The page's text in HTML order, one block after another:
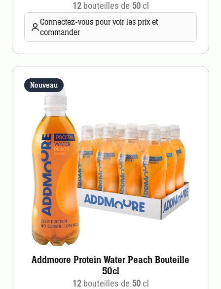
12bouteilles de 50cl
Connectez-vous pour voir les prix et
commander
Addmoore Protein Water Peach Bouteille
50cl
12bouteilles de 50cl
Nouveau